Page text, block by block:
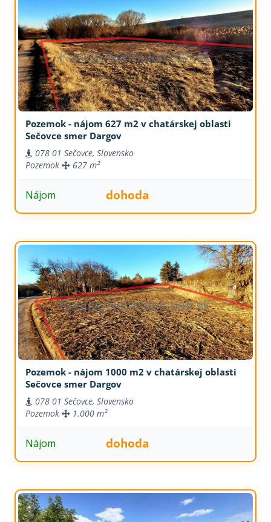
Pozemok - nájom 627 m2 v chatárskej oblasti
Sečovce smer Dargov
078 01 Sečovce, Slovensko
Pozemok
627 m²
Nájom dohoda
Pozemok - nájom 1000 m2 v chatárskej oblasti
Sečovce smer Dargov
078 01 Sečovce, Slovensko
Pozemok
1.000 m²
Nájom dohoda